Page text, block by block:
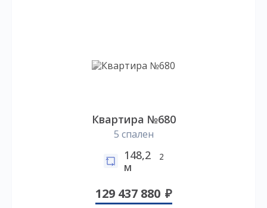
Квартира №680
5 спален
148,2
м
2
129 437 880